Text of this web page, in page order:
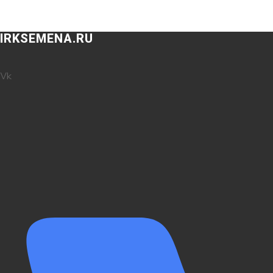
IRKSEMENA.RU
Vk